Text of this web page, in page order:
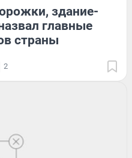
здание-
главные
страны
2